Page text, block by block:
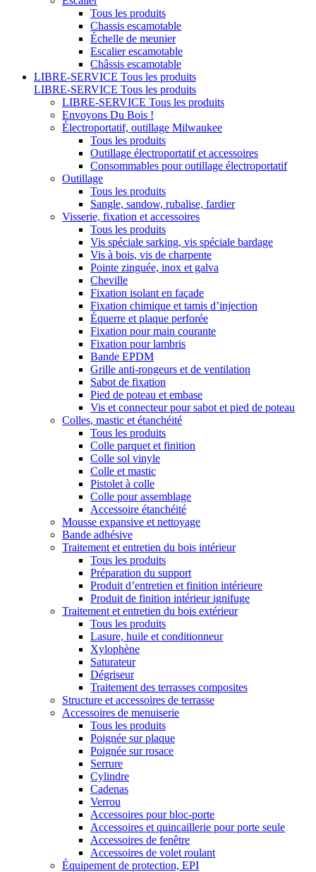
Tous les produits
Chassis escamotable
Échelle de meunier
Escalier escamotable
Châssis escamotable
LIBRE-SERVICE Tous les produits
LIBRE-SERVICE Tous les produits
LIBRE-SERVICE Tous les produits
Envoyons Du Bois !
Électroportatif, outillage Milwaukee
Tous les produits
Outillage électroportatif et accessoires
Consommables pour outillage électroportatif
Outillage
Tous les produits
Sangle, sandow, rubalise, fardier
Visserie, fixation et accessoires
Tous les produits
Vis spéciale sarking, vis spéciale bardage
Vis à bois, vis de charpente
Pointe zinguée, inox et galva
Cheville
Fixation isolant en façade
Fixation chimique et tamis d’injection
Équerre et plaque perforée
Fixation pour main courante
Fixation pour lambris
Bande EPDM
Grille anti-rongeurs et de ventilation
Sabot de fixation
Pied de poteau et embase
Vis et connecteur pour sabot et pied de poteau
Colles, mastic et étanchéité
Tous les produits
Colle parquet et finition
Colle sol vinyle
Colle et mastic
Pistolet à colle
Colle pour assemblage
Accessoire étanchéité
Mousse expansive et nettoyage
Bande adhésive
Traitement et entretien du bois intérieur
Tous les produits
Préparation du support
Produit d’entretien et finition intérieure
Produit de finition intérieur ignifuge
Traitement et entretien du bois extérieur
Tous les produits
Lasure, huile et conditionneur
Xylophène
Saturateur
Dégriseur
Traitement des terrasses composites
Structure et accessoires de terrasse
Accessoires de menuiserie
Tous les produits
Poignée sur plaque
Poignée sur rosace
Serrure
Cylindre
Cadenas
Verrou
Accessoires pour bloc-porte
Accessoires et quincaillerie pour porte seule
Accessoires de fenêtre
Accessoires de volet roulant
Équipement de protection, EPI